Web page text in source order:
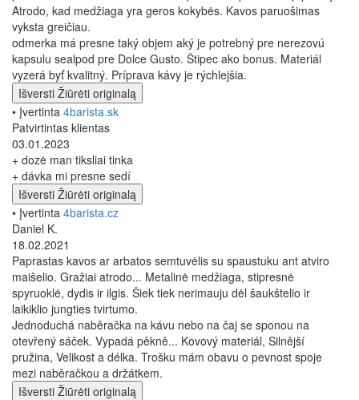
Atrodo, kad medžiaga yra geros kokybės. Kavos paruošimas
vyksta greičiau.
odmerka má presne taký objem aký je potrebný pre nerezovú
kapsulu sealpod pre Dolce Gusto. Štipec ako bonus. Materiál
vyzerá byť kvalitný. Príprava kávy je rýchlejšia.
Išversti Žiūrėti originalą
• Įvertinta 4barista.sk
Patvirtintas klientas
03.01.2023
+ dozė man tiksliai tinka
+ dávka mi presne sedí
Išversti Žiūrėti originalą
• Įvertinta 4barista.cz
Daniel K.
18.02.2021
Paprastas kavos ar arbatos semtuvėlis su spaustuku ant atviro
maišelio. Gražiai atrodo... Metalinė medžiaga, stipresnė
spyruoklė, dydis ir ilgis. Šiek tiek nerimauju dėl šaukštelio ir
laikiklio jungties tvirtumo.
Jednoduchá naběračka na kávu nebo na čaj se sponou na
otevřený sáček. Vypadá pěkně... Kovový materiál, Silnější
pružina, Velikost a délka. Trošku mám obavu o pevnost spoje
mezi naběračkou a držátkem.
Išversti Žiūrėti originalą